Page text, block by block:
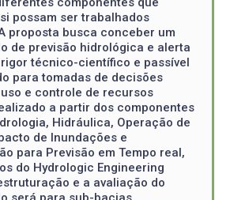
possam ser trabalhados
proposta busca conceber um
de previsão hidrológica e alerta
técnico-científico e passível
para tomadas de decisões
e controle de recursos
a partir dos componentes
Hidráulica, Operação de
de Inundações e
para Previsão em Tempo real,
do Hydrologic Engineering
e a avaliação do